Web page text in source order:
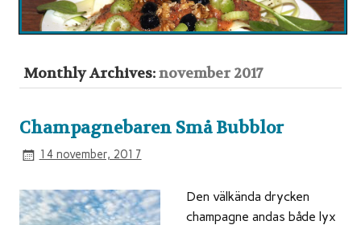
Monthly Archives:november 2017
Champagnebaren Små Bubblor
14 november, 2017
Den välkända drycken
champagne andas både lyx